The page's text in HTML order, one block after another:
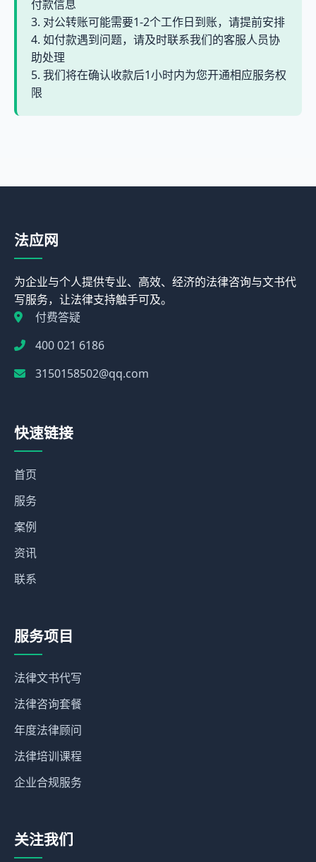
付款信息
3. 对公转账可能需要1-2个工作日到账，请提前安排
4. 如付款遇到问题，请及时联系我们的客服人员协
助处理
5. 我们将在确认收款后1小时内为您开通相应服务权
限
法应网
为企业与个人提供专业、高效、经济的法律咨询与文书代
写服务，让法律支持触手可及。
付费答疑
400 021 6186
3150158502@qq.com
快速链接
首页
服务
案例
资讯
联系
服务项目
法律文书代写
法律咨询套餐
年度法律顾问
法律培训课程
企业合规服务
关注我们